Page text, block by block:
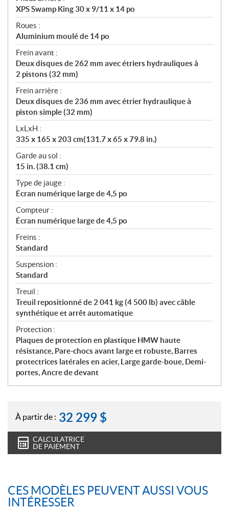
XPS Swamp King 30 x 9/11 x 14 po
Roues :
Aluminium moulé de 14 po
Frein avant :
Deux disques de 262 mm avec étriers hydrauliques à
2 pistons (32 mm)
Frein arrière :
Deux disques de 236 mm avec étrier hydraulique à
piston simple (32 mm)
LxLxH :
335 x 165 x 203 cm(131.7 x 65 x 79.8 in.)
Garde au sol :
15 in. (38.1 cm)
Type de jauge :
Écran numérique large de 4,5 po
Compteur :
Écran numérique large de 4,5 po
Freins :
Standard
Suspension :
Standard
Treuil :
Treuil repositionné de 2 041 kg (4 500 lb) avec câble
synthétique et arrêt automatique
Protection :
Plaques de protection en plastique HMW haute
résistance, Pare-chocs avant large et robuste, Barres
protectrices latérales en acier, Large garde-boue, Demi-
portes, Ancre de devant
À partir de : 32 299 $
CALCULATRICE
DE PAIEMENT
CES MODÈLES PEUVENT AUSSI VOUS
INTÉRESSER